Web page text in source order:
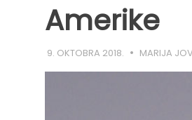
Amerike
9. OKTOBRA 2018. MARIJA